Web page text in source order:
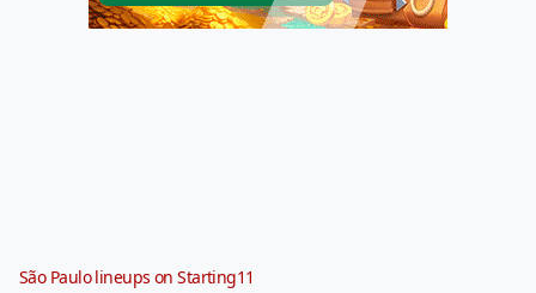
São Paulo lineups on Starting11